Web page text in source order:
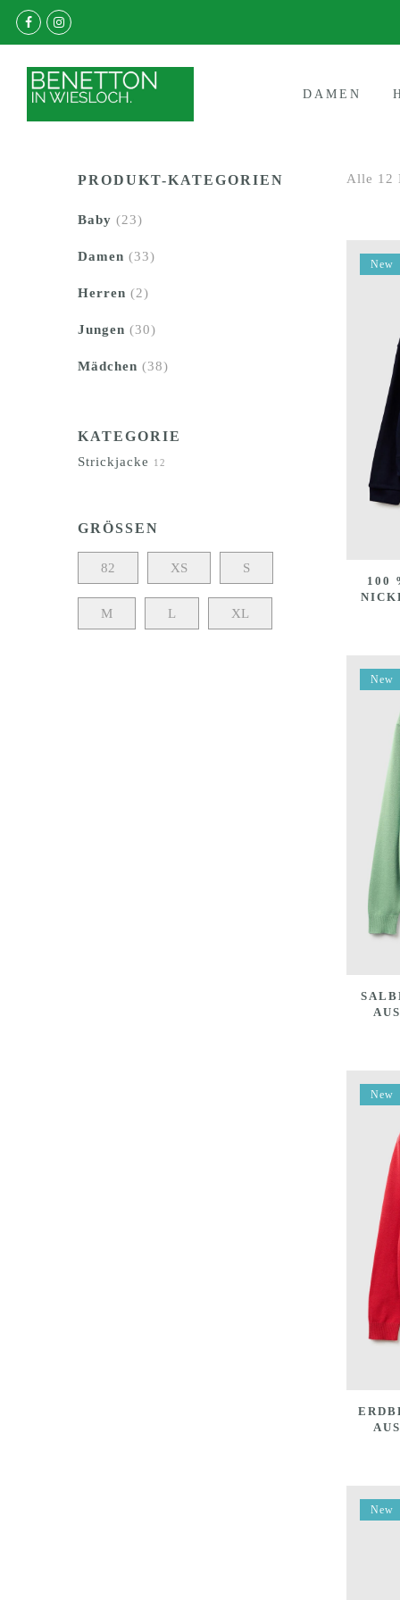
DAMEN
Alle 12
New
100
New
New
New
PRODUKT-KATEGORIEN
Baby (23)
Damen (33)
Herren (2)
Jungen (30)
Mädchen (38)
KATEGORIE
Strickjacke 12
GRÖSSEN
82 XS S
M L XL